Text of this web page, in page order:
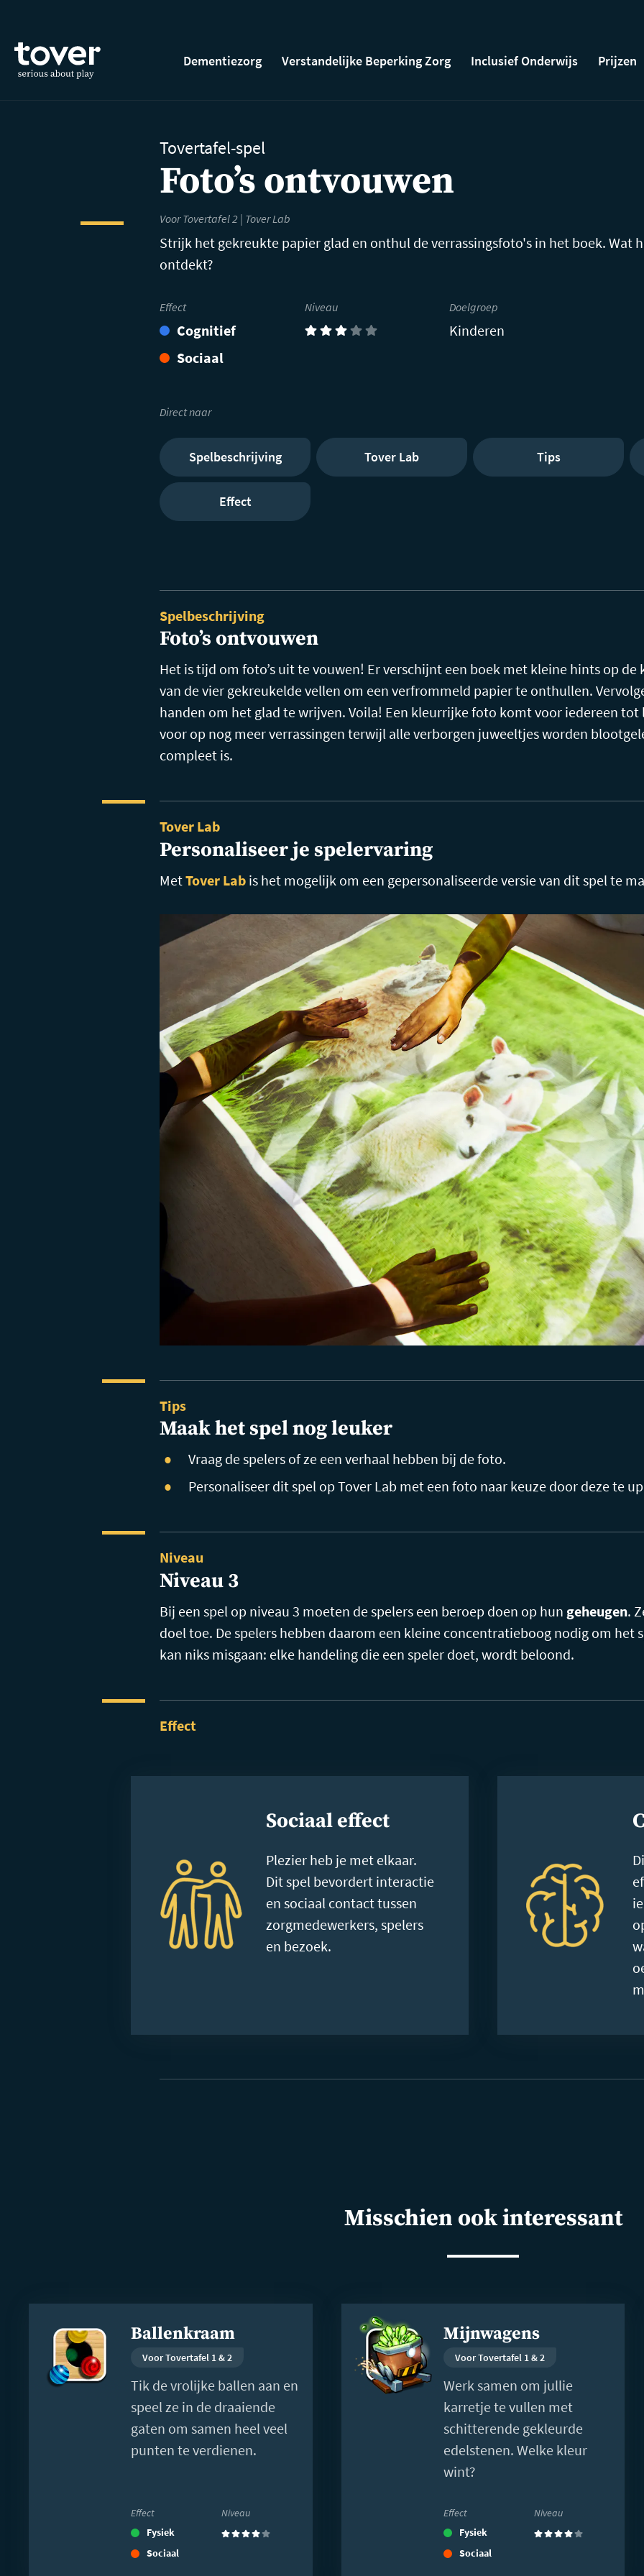
Dementiezorg Verstandelijke Beperking Zorg Inclusief Onderwijs Prijzen
Tovertafel-spel
Foto’s ontvouwen
Voor Tovertafel 2 | Tover Lab
Strijk het gekreukte papier glad en onthul de verrassingsfoto's in het boek. Wat
ontdekt?
Effect
Cognitief
Sociaal
Niveau
(3)
Doelgroep
Kinderen
Direct naar
Spelbeschrijving Tover Lab Tips
Effect
Spelbeschrijving
Foto’s ontvouwen
Het is tijd om foto’s uit te vouwen! Er verschijnt een boek met kleine hints op de
van de vier gekreukelde vellen om een verfrommeld papier te onthullen.
handen om het glad te wrijven. Voila! Een kleurrijke foto komt voor iedereen tot
voor op nog meer verrassingen terwijl alle verborgen juweeltjes worden
compleet is.
Tover Lab
Personaliseer je spelervaring
MetTover Lab is het mogelijk om een gepersonaliseerde versie van dit spel te
Tips
Maak het spel nog leuker
Vraag de spelers of ze een verhaal hebben bij de foto.
Personaliseer dit spel op Tover Lab met een foto naar keuze door deze te
Niveau
Niveau 3
Bij een spel op niveau 3 moeten de spelers een beroep doen op hun geheugen.
doel toe. De spelers hebben daarom een kleine concentratieboog nodig om het
kan niks misgaan: elke handeling die een speler doet, wordt beloond.
Effect
Sociaal effect
Plezier heb je met elkaar.
Dit spel bevordert interactie
en sociaal contact tussen
zorgmedewerkers, spelers
en bezoek.
Misschien ook interessant
Ballenkraam
Voor Tovertafel 1 & 2
Tik de vrolijke ballen aan en
speel ze in de draaiende
gaten om samen heel veel
punten te verdienen.
Effect
Fysiek
Sociaal
Niveau
(4)
meer
Mijnwagens
Voor Tovertafel 1 & 2
Werk samen om jullie
karretje te vullen met
schitterende gekleurde
edelstenen. Welke kleur
wint?
Effect
Fysiek
Sociaal
Niveau
(4)
meer